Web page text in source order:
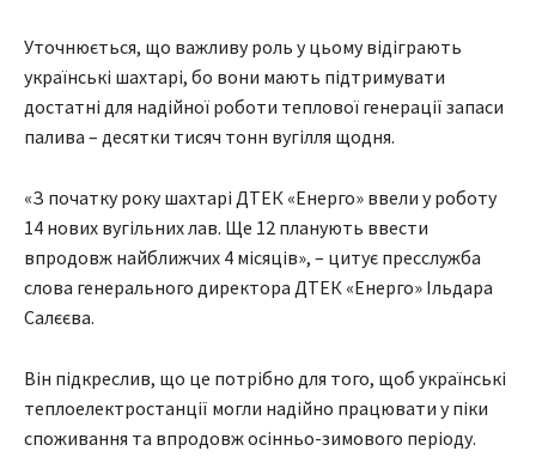
Уточнюється, що важливу роль у цьому відіграють
українські шахтарі, бо вони мають підтримувати
достатні для надійної роботи теплової генерації запаси
палива – десятки тисяч тонн вугілля щодня.
«З початку року шахтарі ДТЕК «Енерго» ввели у роботу
14 нових вугільних лав. Ще 12 планують ввести
впродовж найближчих 4 місяців», – цитує пресслужба
слова генерального директора ДТЕК «Енерго» Ільдара
Салєєва.
Він підкреслив, що це потрібно для того, щоб українські
теплоелектростанції могли надійно працювати у піки
споживання та впродовж осінньо-зимового періоду.